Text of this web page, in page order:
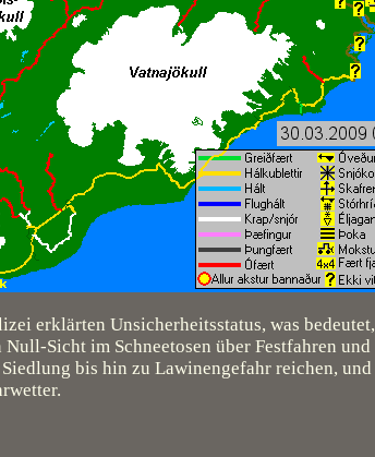
erklärten Unsicherheitsstatus, was bedeutet,
Sicht im Schneetosen über Festfahren und
bis hin zu Lawinengefahr reichen, und